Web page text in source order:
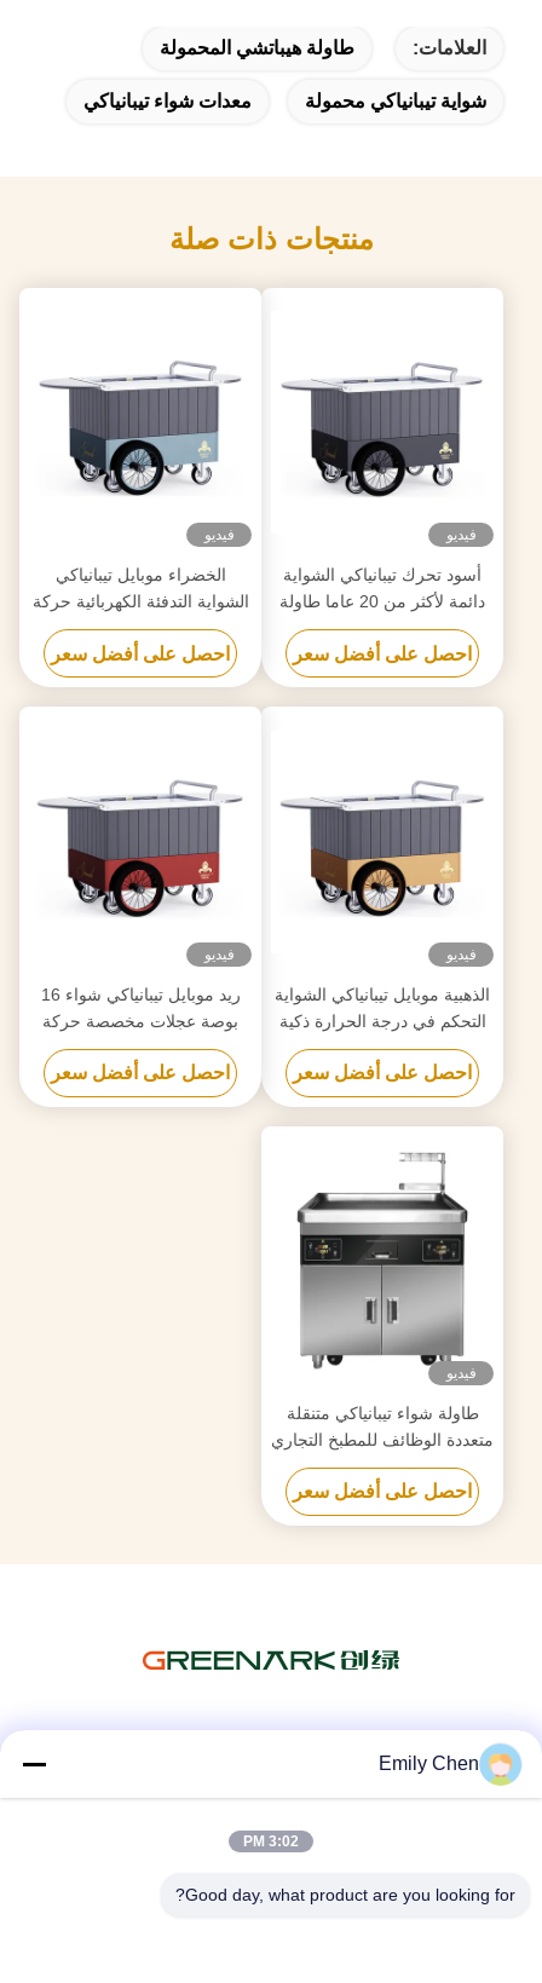
العلامات: طاولة هيباتشي المحمولة
شواية تيبانياكي محمولة معدات شواء تيبانياكي
منتجات ذات صلة
فيديو
أسود تحرك تيبانياكي الشواية
دائمة لأكثر من 20 عاما طاولة
الصف الغذائي هيباتشي الشواية
الطاولة
احصل على أفضل سعر
فيديو
الخضراء موبايل تيبانياكي
الشواية التدفئة الكهربائية حركة
حرة طاولة الصف الغذائي
هيباتشي الشواية
احصل على أفضل سعر
فيديو
الذهبية موبايل تيبانياكي الشواية
التحكم في درجة الحرارة ذكية
ودقيقة حركة حرة طعام الصف
اللوحة هيباتشي طاولة الشواية
احصل على أفضل سعر
فيديو
ريد موبايل تيبانياكي شواء 16
بوصة عجلات مخصصة حركة
حرة المواد الغذائية الصف
هيباتشي طاولة الشواء
احصل على أفضل سعر
فيديو
طاولة شواء تيبانياكي متنقلة
متعددة الوظائف للمطبخ التجاري
مع فرن مزدوج
احصل على أفضل سعر
Emily Chen
3:02 PM
Good day, what product are you looking for?